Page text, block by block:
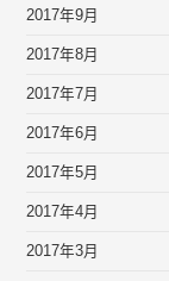
2017年9月
2017年8月
2017年7月
2017年6月
2017年5月
2017年4月
2017年3月